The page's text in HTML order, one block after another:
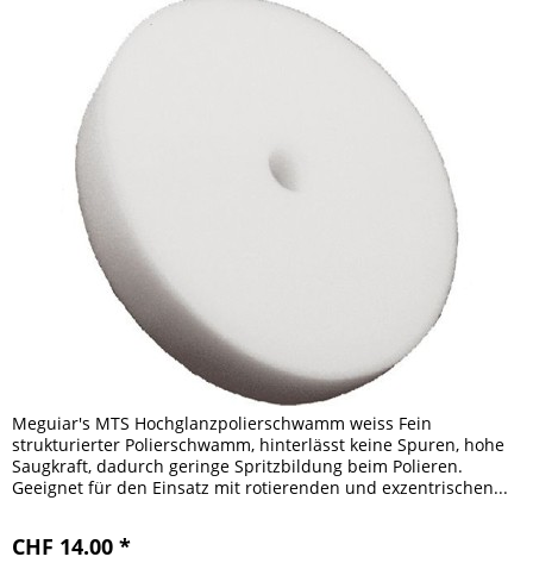
Meguiar's MTS Hochglanzpolierschwamm weiss Fein
strukturierter Polierschwamm, hinterlässt keine Spuren, hohe
Saugkraft, dadurch geringe Spritzbildung beim Polieren.
Geeignet für den Einsatz mit rotierenden und exzentrischen...
CHF 14.00 *